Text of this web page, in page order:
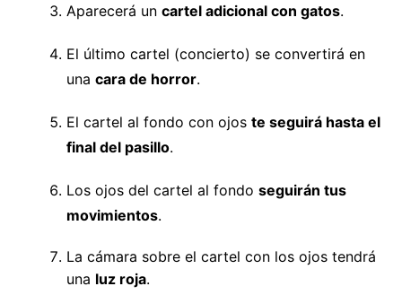
Aparecerá un cartel adicional con gatos.
El último cartel (concierto) se convertirá en
una cara de horror.
El cartel al fondo con ojos te seguirá hasta el
final del pasillo.
Los ojos del cartel al fondo seguirán tus
movimientos.
La cámara sobre el cartel con los ojos tendrá
una luz roja.